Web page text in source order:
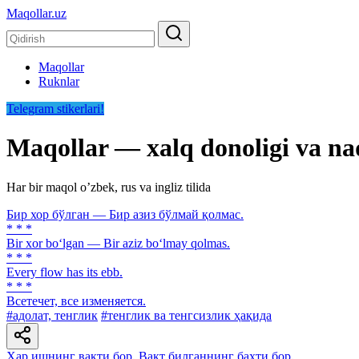
Maqollar.uz
Maqollar
Ruknlar
Telegram stikerlari!
Maqollar — xalq donoligi va
Har bir maqol oʼzbek, rus va ingliz tilida
Бир хор бўлган — Бир азиз бўлмай қолмас.
* * *
Bir xor bo‘lgan — Bir aziz bo‘lmay qolmas.
* * *
Every flow has its ebb.
* * *
Всетечет, все изменяется.
#адолат, тенглик #тенглик ва тенгсизлик ҳақида
Ҳар ишнинг вақти бор, Вақт билганнинг бахти бор.